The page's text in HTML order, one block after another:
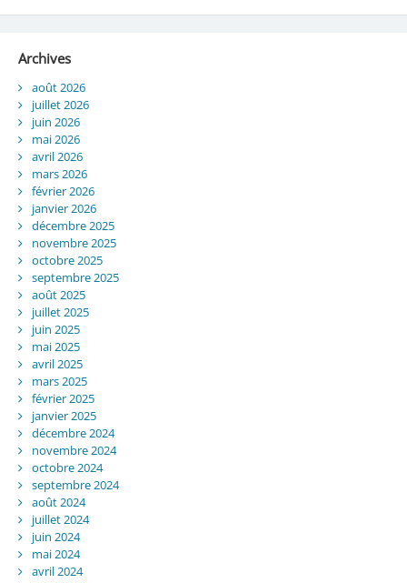
Archives
août 2026
juillet 2026
juin 2026
mai 2026
avril 2026
mars 2026
février 2026
janvier 2026
décembre 2025
novembre 2025
octobre 2025
septembre 2025
août 2025
juillet 2025
juin 2025
mai 2025
avril 2025
mars 2025
février 2025
janvier 2025
décembre 2024
novembre 2024
octobre 2024
septembre 2024
août 2024
juillet 2024
juin 2024
mai 2024
avril 2024